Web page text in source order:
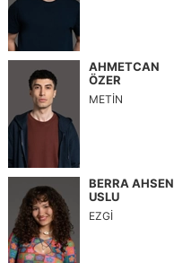
AHMETCAN
ÖZER
METİN
BERRA AHSEN
USLU
EZGİ